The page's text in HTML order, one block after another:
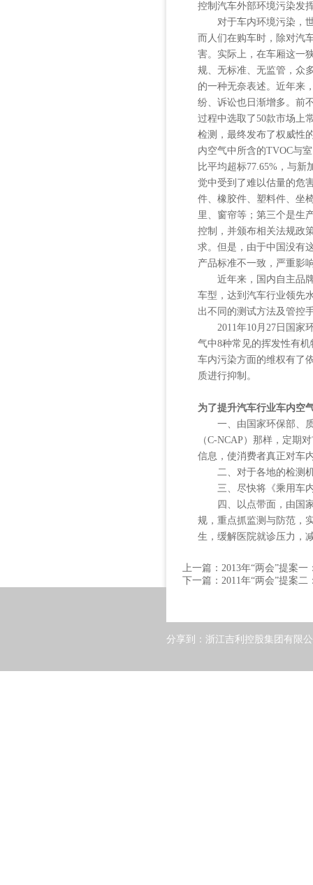
控制汽车外部环境污染发
对于车内环境污染，世
而人们在购车时，除对汽
害。实际上，在车厢这一
规、无标准、无监管，众
的一种无奈表述。近年来
纷、诉讼也日渐增多。前
过程中选取了50款市场上
检测，最终发布了权威性
内空气中所含的TVOC与
比平均超标77.65%，与新
觉中受到了难以估量的危
件、橡胶件、塑料件、坐
里、窗帘等；第三个是生
控制，并颁布相关法规政
求。但是，由于中国没有
产品标准不一致，严重影
近年来，国内自主品牌
车型，达到汽车行业领先
出不同的测试方法及管控
2011年10月27日国家环
气中8种常见的挥发性有
车内污染方面的维权有了
质进行抑制。
为了提升汽车行业车内空
一、由国家环保部、质
（C-NCAP）那样，定期
信息，使消费者真正对车
二、对于各地的检测机
三、尽快将《乘用车内
四、以点带面，由国家
规，重点抓监测与防范，
生，缓解医院就诊压力，
上一篇： 2013年“两会”提案
下一篇： 2011年“两会”提案
分享到： 浙江吉利控股集团有限